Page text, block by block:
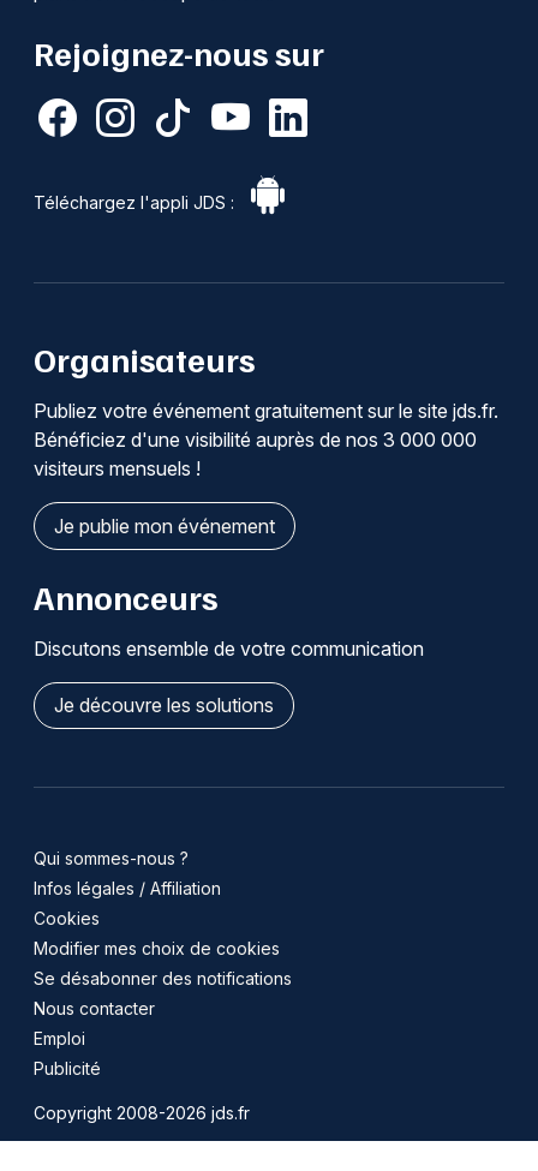
Rejoignez-nous sur
Téléchargez l'appli JDS :
Organisateurs
Publiez votre événement gratuitement sur le site jds.fr.
Bénéficiez d'une visibilité auprès de nos 3 000 000
visiteurs mensuels !
Je publie mon événement
Annonceurs
Discutons ensemble de votre communication
Je découvre les solutions
Qui sommes-nous ?
Infos légales / Affiliation
Cookies
Modifier mes choix de cookies
Se désabonner des notifications
Nous contacter
Emploi
Publicité
Copyright 2008-2026 jds.fr